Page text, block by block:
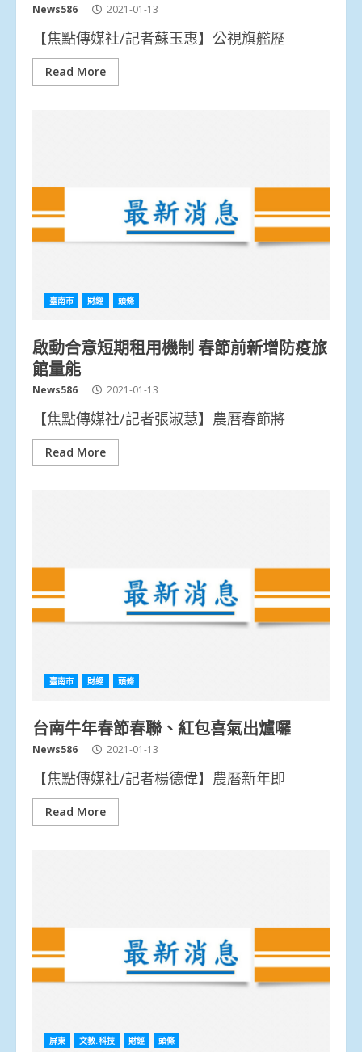
News586 2021-01-13
【焦點傳媒社/記者蘇玉惠】公視旗艦歷
Read More
臺南市 財經 頭條
啟動合意短期租用機制 春節前新增防疫旅
館量能
News586 2021-01-13
【焦點傳媒社/記者張淑慧】農曆春節將
Read More
臺南市 財經 頭條
台南牛年春節春聯、紅包喜氣出爐囉
News586 2021-01-13
【焦點傳媒社/記者楊德偉】農曆新年即
Read More
屏東 文教.科技 財經 頭條